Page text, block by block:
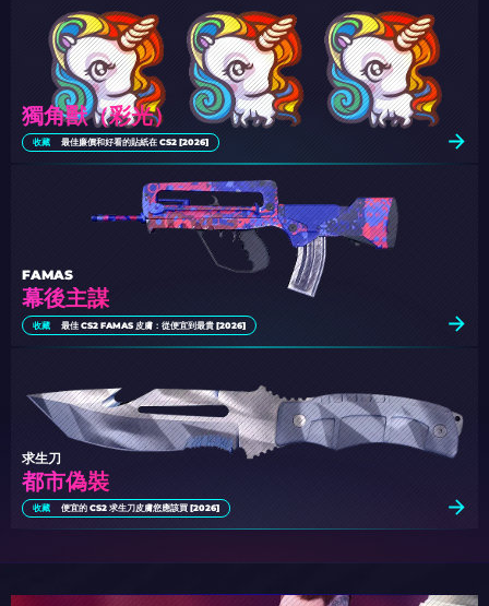
獨角獸（彩光）
收藏 最佳廉價和好看的貼紙在 CS2 [2026]
幕後主謀
FAMAS
收藏 最佳 CS2 FAMAS 皮膚：從便宜到最貴 [2026]
都市偽裝
求生刀
收藏 便宜的 CS2 求生刀皮膚您應該買 [2026]